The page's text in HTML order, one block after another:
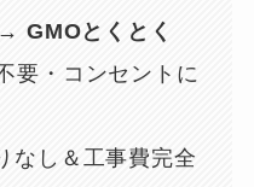
→GMOとくとく
要・コンセントに
し＆工事費完全